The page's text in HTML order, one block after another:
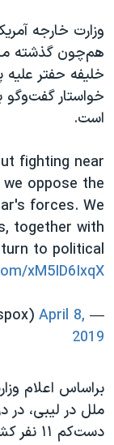
اعتراضات مردمی
اسرائیل در جنگ
نرگس محمدی
همایش
صفحه‌های ویژه
سفر پرزیدنت
وزارت خارجه
هم‌چون گذشته
خلیفه حفتر
خواستار
است.
fighting near
oppose the
forces. We
together with
to political
xM5ID6IxqX
— Morgan Ortagus (@statedeptspox)
April 8,
2019
براساس اعلام
ملل در لیبی، در
دست‌کم ۱۱ نفر کشته و ۲۳ نفر زخمی شده‌اند.